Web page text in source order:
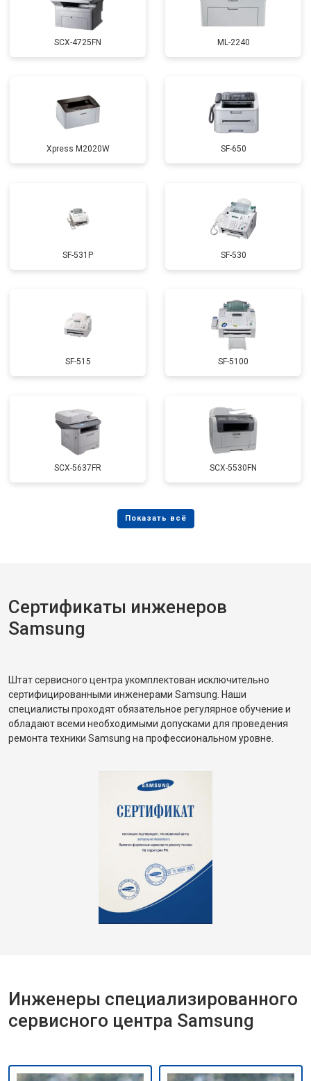
SCX-4725FN ML-2240
Xpress M2020W SF-650
SF-531P SF-530
SF-515 SF-5100
SCX-5637FR SCX-5530FN
Сертификаты инженеров
Samsung
Штат сервисного центра укомплектован исключительно
сертифицированными инженерами Samsung. Наши
специалисты проходят обязательное регулярное обучение и
обладают всеми необходимыми допусками для проведения
ремонта техники Samsung на профессиональном уровне.
Инженеры специализированного
сервисного центра Samsung